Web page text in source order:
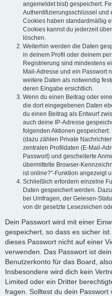
angemeldet bist) gespeichert.
Authentifizierungsschlüssel und
Cookies haben standardmäßig
Cookies kannst du jederzeit
löschen.
Weiterhin werden die Daten
in deinem Profil oder deinem
Registrierung sind mindestens
Mail-Adresse und ein Passwort
weitere Daten als notwendig
deren Eingabe ersichtlich.
Wenn du einen Beitrag oder
die dort eingegebenen Daten
du einen Beitrag als Entwurf
auch deine IP-Adresse
folgenden Aktionen
(dazu zählen Private
zentralen Profildaten (E-Mail-
Passwort) und gescheiterte
übermittelte Browser-
ist online?“-Funktion angezeigt
Schließlich erfordern einzelne
Daten gespeichert werden.
bei Umfragen, der Gelesen-
von dir gesetzte Lesezeichen
Dein Passwort wird mit einer
gespeichert, so dass es sicher
dieses Passwort nicht auf einer
verwenden. Das Passwort ist
Benutzerkonto für das Board,
Insbesondere wird dich kein
Limited oder ein Dritter
fragen. Solltest du dein